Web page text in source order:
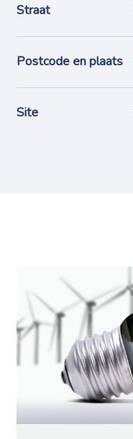
Straat
Postcode en plaats
Site